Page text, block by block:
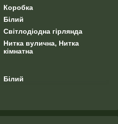
Коробка
Білий
Світлодіодна гірлянда
Нитка вулична, Нитка
кімнатна
Білий